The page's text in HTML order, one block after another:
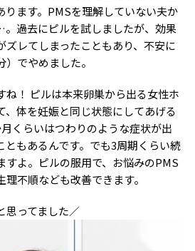
ります。PMSを理解していない夫か
過去にピルを試しましたが、効果
ズレてしまったこともあり、不安に
でやめました。
！ ピルは本来卵巣から出る女性ホ
、体を妊娠と同じ状態にしてあげる
くらいはつわりのような症状が出
ともあるんです。でも3周期くらい続
すよ。ピルの服用で、お悩みのPMS
不順なども改善できます。
思ってました／